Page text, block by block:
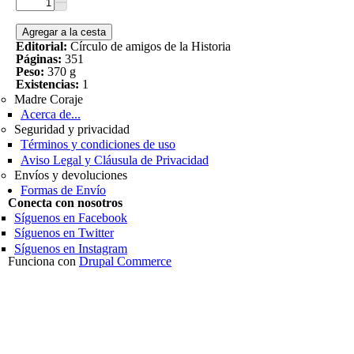
Editorial: Círculo de amigos de la Historia
Páginas: 351
Peso: 370 g
Existencias: 1
Madre Coraje
Acerca de...
Seguridad y privacidad
Términos y condiciones de uso
Aviso Legal y Cláusula de Privacidad
Envíos y devoluciones
Formas de Envío
Conecta con nosotros
Síguenos en Facebook
Síguenos en Twitter
Síguenos en Instagram
Funciona con Drupal Commerce